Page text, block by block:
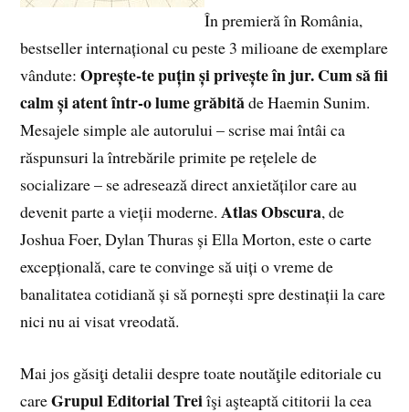
În premieră în România,
bestseller internațional cu peste 3 milioane de exemplare
vândute:Oprește-te puțin și privește în jur. Cum să fii
calm și atent într-o lume grăbităde Haemin Sunim.
Mesajele simple ale autorului – scrise mai întâi ca
răspunsuri la întrebările primite pe rețelele de
socializare – se adresează direct anxietăților care au
devenit parte a vieții moderne.Atlas Obscura, de
Joshua Foer, Dylan Thuras și Ella Morton, este o carte
excepțională, care te convinge să uiți o vreme de
banalitatea cotidiană și să pornești spre destinații la care
nici nu ai visat vreodată.
Mai jos găsiţi detalii despre toate noutăţile editoriale cu
careGrupul Editorial Treiîşi aşteaptă cititorii la cea